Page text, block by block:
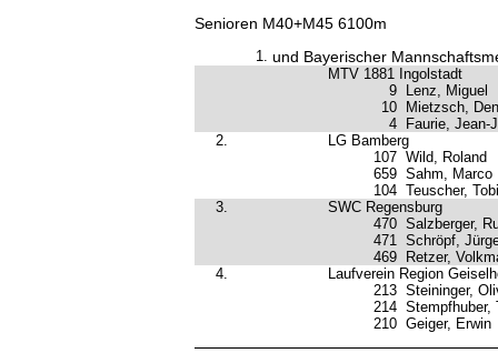
Senioren M40+M45 6100m
1. und Bayerischer
MTV 1881 Ingolstadt
9
Lenz, Miguel
10
Mietzsch,
4
Faurie, Jean-
2.
LG Bamberg
107 Wild, Roland
659 Sahm, Marco
104 Teuscher,
3.
SWC Regensburg
470 Salzberger,
471 Schröpf,
469
Retzer,
4.
Laufverein Region
213 Steininger,
214 Stempfhuber,
210 Geiger, Erwin